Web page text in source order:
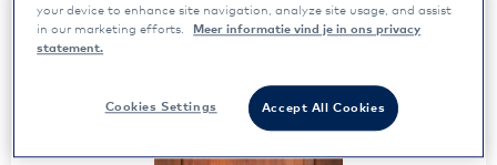
your device to enhance site navigation, analyze site usage, and assist
in our marketing efforts.
Meer informatie vind je in ons privacy
statement.
Accept All Cookies
Cookies Settings